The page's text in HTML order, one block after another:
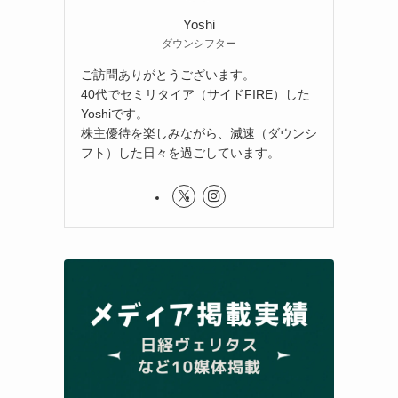
Yoshi
ダウンシフター
ご訪問ありがとうございます。
40代でセミリタイア（サイドFIRE）した
Yoshiです。
株主優待を楽しみながら、減速（ダウンシ
フト）した日々を過ごしています。